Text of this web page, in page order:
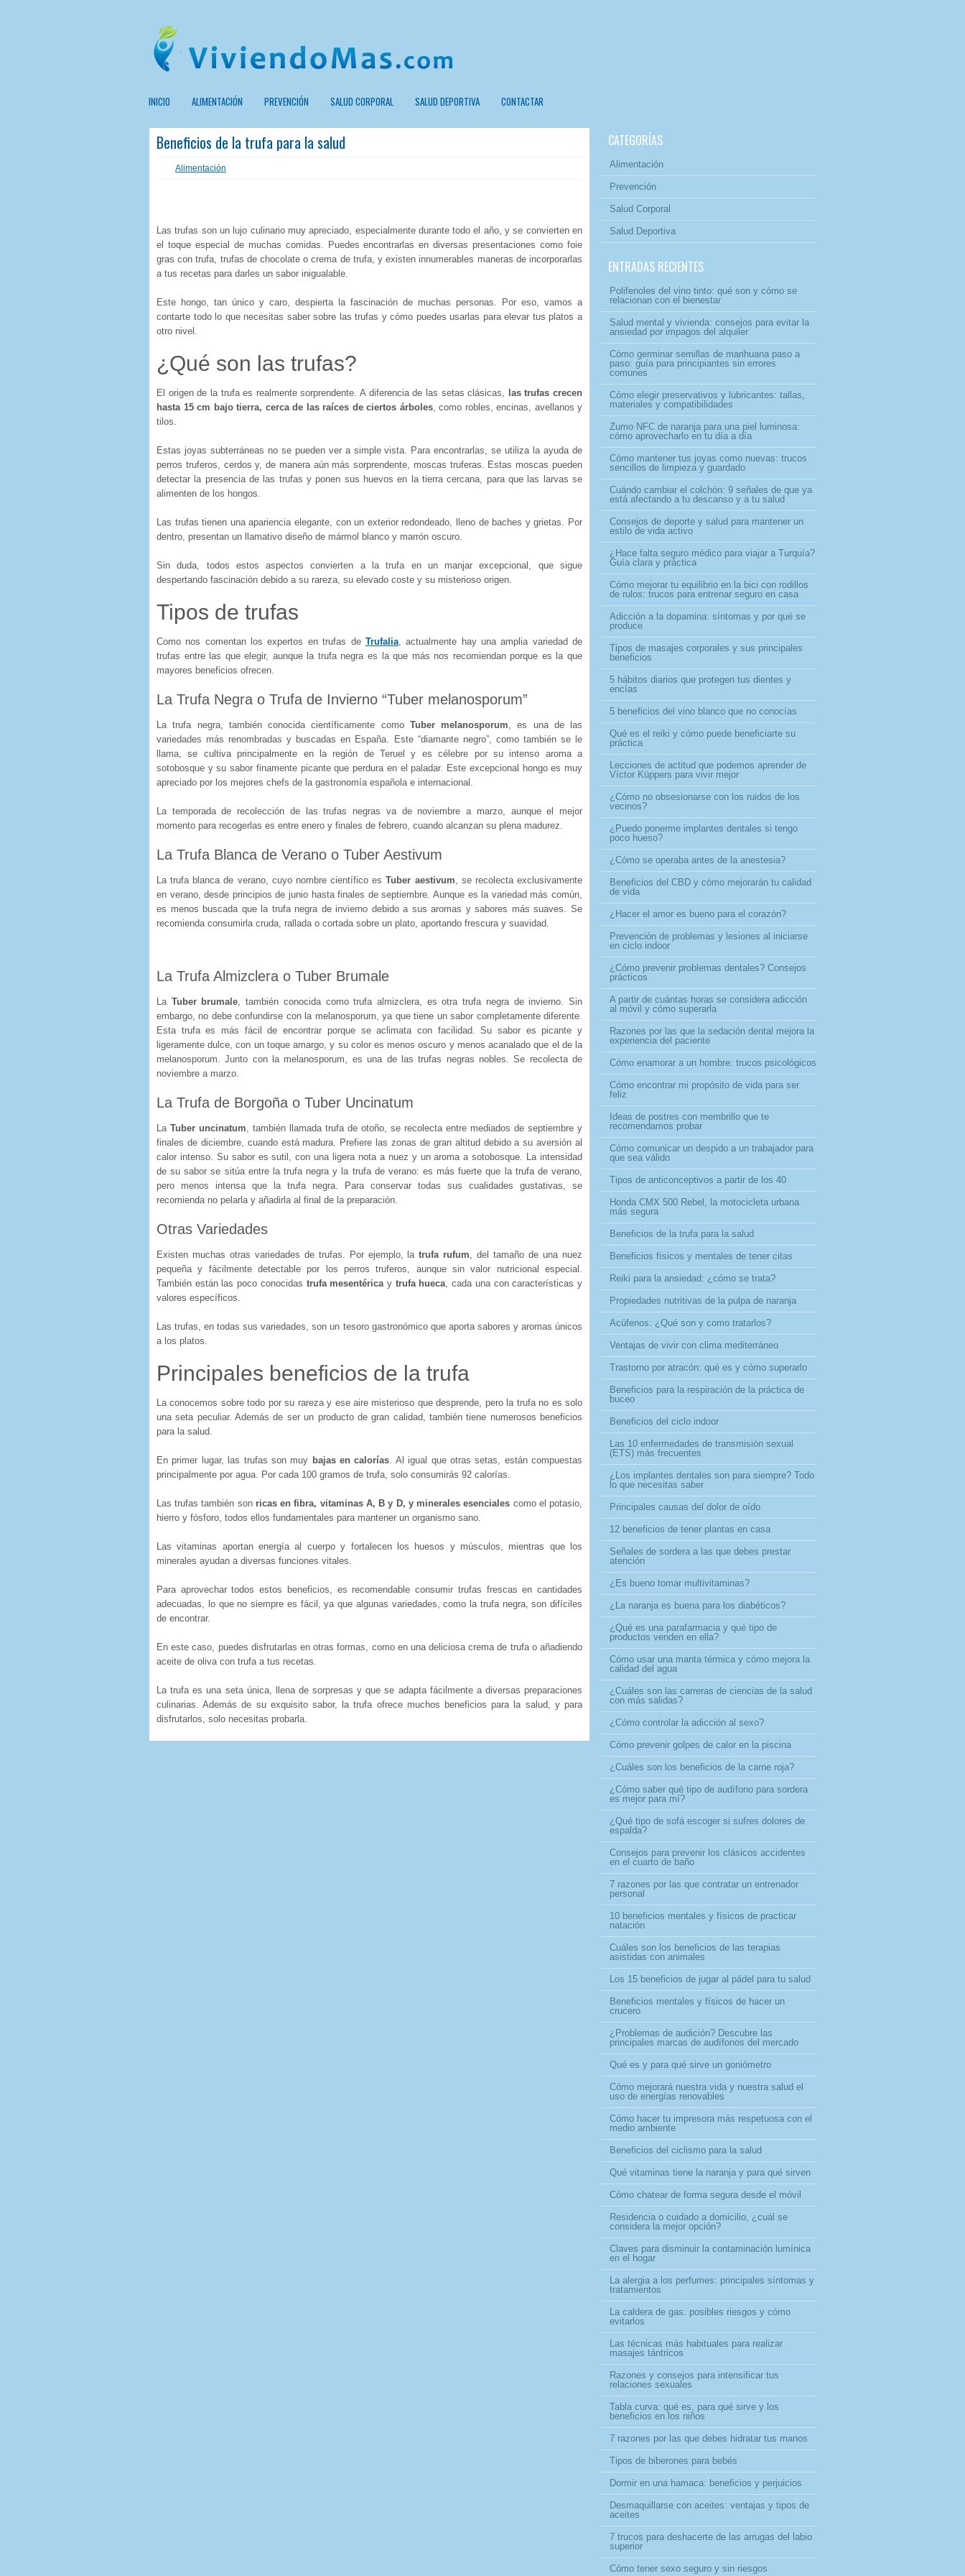
INICIO ALIMENTACIÓN PREVENCIÓN SALUD CORPORAL SALUD DEPORTIVA CONTACTAR
Beneficios de la trufa para la salud
Alimentación
Las trufas son un lujo culinario muy apreciado, especialmente durante todo el año, y se convierten en
el toque especial de muchas comidas. Puedes encontrarlas en diversas presentaciones como foie
gras con trufa, trufas de chocolate o crema de trufa, y existen innumerables maneras de incorporarlas
a tus recetas para darles un sabor inigualable.
Este hongo, tan único y caro, despierta la fascinación de muchas personas. Por eso, vamos a
contarte todo lo que necesitas saber sobre las trufas y cómo puedes usarlas para elevar tus platos a
otro nivel.
¿Qué son las trufas?
El origen de la trufa es realmente sorprendente. A diferencia de las setas clásicas, las trufas crecen
hasta 15 cm bajo tierra, cerca de las raíces de ciertos árboles, como robles, encinas, avellanos y
tilos.
Estas joyas subterráneas no se pueden ver a simple vista. Para encontrarlas, se utiliza la ayuda de
perros truferos, cerdos y, de manera aún más sorprendente, moscas truferas. Estas moscas pueden
detectar la presencia de las trufas y ponen sus huevos en la tierra cercana, para que las larvas se
alimenten de los hongos.
Las trufas tienen una apariencia elegante, con un exterior redondeado, lleno de baches y grietas. Por
dentro, presentan un llamativo diseño de mármol blanco y marrón oscuro.
Sin duda, todos estos aspectos convierten a la trufa en un manjar excepcional, que sigue
despertando fascinación debido a su rareza, su elevado coste y su misterioso origen.
Tipos de trufas
Como nos comentan los expertos en trufas de Trufalia, actualmente hay una amplia variedad de
trufas entre las que elegir, aunque la trufa negra es la que más nos recomiendan porque es la que
mayores beneficios ofrecen.
La Trufa Negra o Trufa de Invierno “Tuber melanosporum”
La trufa negra, también conocida científicamente como Tuber melanosporum, es una de las
variedades más renombradas y buscadas en España. Este “diamante negro”, como también se le
llama, se cultiva principalmente en la región de Teruel y es célebre por su intenso aroma a
sotobosque y su sabor finamente picante que perdura en el paladar. Este excepcional hongo es muy
apreciado por los mejores chefs de la gastronomía española e internacional.
La temporada de recolección de las trufas negras va de noviembre a marzo, aunque el mejor
momento para recogerlas es entre enero y finales de febrero, cuando alcanzan su plena madurez.
La Trufa Blanca de Verano o Tuber Aestivum
La trufa blanca de verano, cuyo nombre científico esTuber aestivum, se recolecta exclusivamente
en verano, desde principios de junio hasta finales de septiembre. Aunque es la variedad más común,
es menos buscada que la trufa negra de invierno debido a sus aromas y sabores más suaves. Se
recomienda consumirla cruda, rallada o cortada sobre un plato, aportando frescura y suavidad.
La Trufa Almizclera o Tuber Brumale
La Tuber brumale, también conocida como trufa almizclera, es otra trufa negra de invierno. Sin
embargo, no debe confundirse con la melanosporum, ya que tiene un sabor completamente diferente.
Esta trufa es más fácil de encontrar porque se aclimata con facilidad. Su sabor es picante y
ligeramente dulce, con un toque amargo, y su color es menos oscuro y menos acanalado que el de la
melanosporum. Junto con la melanosporum, es una de las trufas negras nobles. Se recolecta de
noviembre a marzo.
La Trufa de Borgoña o Tuber Uncinatum
La Tuber uncinatum, también llamada trufa de otoño, se recolecta entre mediados de septiembre y
finales de diciembre, cuando está madura. Prefiere las zonas de gran altitud debido a su aversión al
calor intenso. Su sabor es sutil, con una ligera nota a nuez y un aroma a sotobosque. La intensidad
de su sabor se sitúa entre la trufa negra y la trufa de verano: es más fuerte que la trufa de verano,
pero menos intensa que la trufa negra. Para conservar todas sus cualidades gustativas, se
recomienda no pelarla y añadirla al final de la preparación.
Otras Variedades
Existen muchas otras variedades de trufas. Por ejemplo, latrufa rufum, del tamaño de una nuez
pequeña y fácilmente detectable por los perros truferos, aunque sin valor nutricional especial.
También están las poco conocidas trufa mesentéricay trufa hueca, cada una con características y
valores específicos.
Las trufas, en todas sus variedades, son un tesoro gastronómico que aporta sabores y aromas únicos
a los platos.
Principales beneficios de la trufa
La conocemos sobre todo por su rareza y ese aire misterioso que desprende, pero la trufa no es solo
una seta peculiar. Además de ser un producto de gran calidad, también tiene numerosos beneficios
para la salud.
En primer lugar, las trufas son muy bajas en calorías. Al igual que otras setas, están compuestas
principalmente por agua. Por cada 100 gramos de trufa, solo consumirás 92 calorías.
Las trufas también son ricas en fibra, vitaminas A, B y D, y minerales esenciales como el potasio,
hierro y fósforo, todos ellos fundamentales para mantener un organismo sano.
Las vitaminas aportan energía al cuerpo y fortalecen los huesos y músculos, mientras que los
minerales ayudan a diversas funciones vitales.
Para aprovechar todos estos beneficios, es recomendable consumir trufas frescas en cantidades
adecuadas, lo que no siempre es fácil, ya que algunas variedades, como la trufa negra, son difíciles
de encontrar.
En este caso, puedes disfrutarlas en otras formas, como en una deliciosa crema de trufa o añadiendo
aceite de oliva con trufa a tus recetas.
La trufa es una seta única, llena de sorpresas y que se adapta fácilmente a diversas preparaciones
culinarias. Además de su exquisito sabor, la trufa ofrece muchos beneficios para la salud, y para
disfrutarlos, solo necesitas probarla.
CATEGORÍAS
Alimentación
Prevención
Salud Corporal
Salud Deportiva
ENTRADAS RECIENTES
Polifenoles del vino tinto: qué son y cómo se
relacionan con el bienestar
Salud mental y vivienda: consejos para evitar la
ansiedad por impagos del alquiler
Cómo germinar semillas de marihuana paso a
paso: guía para principiantes sin errores
comunes
Cómo elegir preservativos y lubricantes: tallas,
materiales y compatibilidades
Zumo NFC de naranja para una piel luminosa:
cómo aprovecharlo en tu día a día
Cómo mantener tus joyas como nuevas: trucos
sencillos de limpieza y guardado
Cuándo cambiar el colchón: 9 señales de que ya
está afectando a tu descanso y a tu salud
Consejos de deporte y salud para mantener un
estilo de vida activo
¿Hace falta seguro médico para viajar a Turquía?
Guía clara y práctica
Cómo mejorar tu equilibrio en la bici con rodillos
de rulos: trucos para entrenar seguro en casa
Adicción a la dopamina: síntomas y por qué se
produce
Tipos de masajes corporales y sus principales
beneficios
5 hábitos diarios que protegen tus dientes y
encías
5 beneficios del vino blanco que no conocías
Qué es el reiki y cómo puede beneficiarte su
práctica
Lecciones de actitud que podemos aprender de
Víctor Küppers para vivir mejor
¿Cómo no obsesionarse con los ruidos de los
vecinos?
¿Puedo ponerme implantes dentales si tengo
poco hueso?
¿Cómo se operaba antes de la anestesia?
Beneficios del CBD y cómo mejorarán tu calidad
de vida
¿Hacer el amor es bueno para el corazón?
Prevención de problemas y lesiones al iniciarse
en ciclo indoor
¿Cómo prevenir problemas dentales? Consejos
prácticos
A partir de cuántas horas se considera adicción
al móvil y cómo superarla
Razones por las que la sedación dental mejora la
experiencia del paciente
Cómo enamorar a un hombre: trucos psicológicos
Cómo encontrar mi propósito de vida para ser
feliz
Ideas de postres con membrillo que te
recomendamos probar
Cómo comunicar un despido a un trabajador para
que sea válido
Tipos de anticonceptivos a partir de los 40
Honda CMX 500 Rebel, la motocicleta urbana
más segura
Beneficios de la trufa para la salud
Beneficios físicos y mentales de tener citas
Reiki para la ansiedad: ¿cómo se trata?
Propiedades nutritivas de la pulpa de naranja
Acúfenos: ¿Qué son y como tratarlos?
Ventajas de vivir con clima mediterráneo
Trastorno por atracón: qué es y cómo superarlo
Beneficios para la respiración de la práctica de
buceo
Beneficios del ciclo indoor
Las 10 enfermedades de transmisión sexual
(ETS) más frecuentes
¿Los implantes dentales son para siempre? Todo
lo que necesitas saber
Principales causas del dolor de oído
12 beneficios de tener plantas en casa
Señales de sordera a las que debes prestar
atención
¿Es bueno tomar multivitaminas?
¿La naranja es buena para los diabéticos?
¿Qué es una parafarmacia y qué tipo de
productos venden en ella?
Cómo usar una manta térmica y cómo mejora la
calidad del agua
¿Cuáles son las carreras de ciencias de la salud
con más salidas?
¿Cómo controlar la adicción al sexo?
Cómo prevenir golpes de calor en la piscina
¿Cuáles son los beneficios de la carne roja?
¿Cómo saber qué tipo de audífono para sordera
es mejor para mí?
¿Qué tipo de sofá escoger si sufres dolores de
espalda?
Consejos para prevenir los clásicos accidentes
en el cuarto de baño
7 razones por las que contratar un entrenador
personal
10 beneficios mentales y físicos de practicar
natación
Cuáles son los beneficios de las terapias
asistidas con animales
Los 15 beneficios de jugar al pádel para tu salud
Beneficios mentales y físicos de hacer un
crucero
¿Problemas de audición? Descubre las
principales marcas de audífonos del mercado
Qué es y para qué sirve un goniómetro
Cómo mejorará nuestra vida y nuestra salud el
uso de energías renovables
Cómo hacer tu impresora más respetuosa con el
medio ambiente
Beneficios del ciclismo para la salud
Qué vitaminas tiene la naranja y para qué sirven
Cómo chatear de forma segura desde el móvil
Residencia o cuidado a domicilio, ¿cuál se
considera la mejor opción?
Claves para disminuir la contaminación lumínica
en el hogar
La alergia a los perfumes: principales síntomas y
tratamientos
La caldera de gas: posibles riesgos y cómo
evitarlos
Las técnicas más habituales para realizar
masajes tántricos
Razones y consejos para intensificar tus
relaciones sexuales
Tabla curva: qué es, para qué sirve y los
beneficios en los niños
7 razones por las que debes hidratar tus manos
Tipos de biberones para bebés
Dormir en una hamaca: beneficios y perjuicios
Desmaquillarse con aceites: ventajas y tipos de
aceites
7 trucos para deshacerte de las arrugas del labio
superior
Cómo tener sexo seguro y sin riesgos